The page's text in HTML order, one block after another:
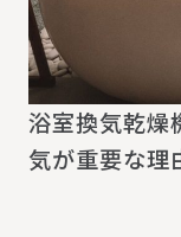
浴室換気乾燥
気が重要な理